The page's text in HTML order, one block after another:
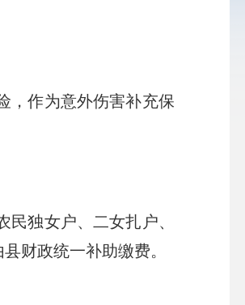
作为意外伤害补充保
独女户、二女扎户、
财政统一补助缴费。